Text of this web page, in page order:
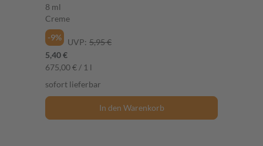
8 ml
Creme
-9%
UVP: 5,95 €
5,40 €
675,00 € / 1 l
sofort lieferbar
In den Warenkorb